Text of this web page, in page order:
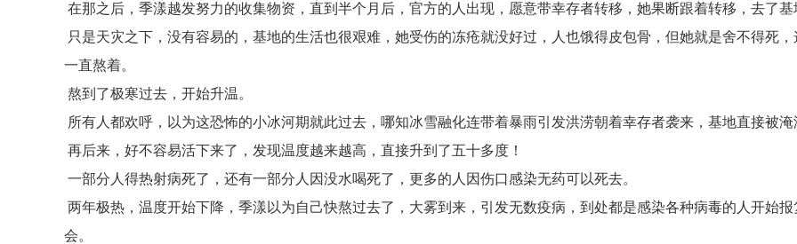
在那之后，季漾越发努力的收集物资，直到半个月后，官方的人出现，愿意带幸存者转移，她果断跟着转移，去了基
只是天灾之下，没有容易的，基地的生活也很艰难，她受伤的冻疮就没好过，人也饿得皮包骨，但她就是舍不得死，
一直熬着。
熬到了极寒过去，开始升温。
所有人都欢呼，以为这恐怖的小冰河期就此过去，哪知冰雪融化连带着暴雨引发洪涝朝着幸存者袭来，基地直接被淹
再后来，好不容易活下来了，发现温度越来越高，直接升到了五十多度！
一部分人得热射病死了，还有一部分人因没水喝死了，更多的人因伤口感染无药可以死去。
两年极热，温度开始下降，季漾以为自己快熬过去了，大雾到来，引发无数疫病，到处都是感染各种病毒的人开始报
会。